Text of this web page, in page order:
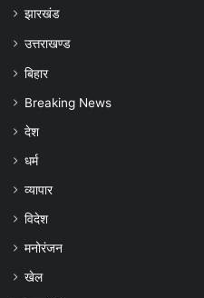
झारखंड
उत्तराखण्ड
बिहार
Breaking News
देश
धर्म
व्यापार
विदेश
मनोरंजन
खेल